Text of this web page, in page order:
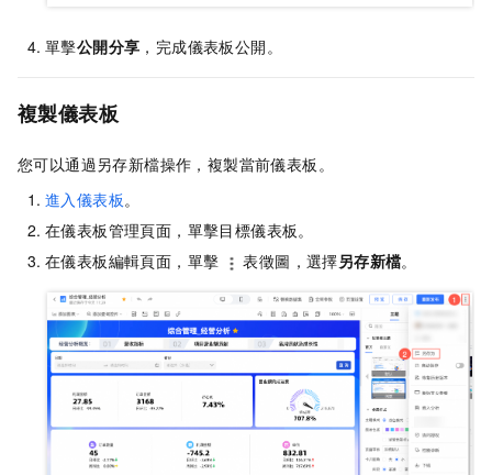
單擊公開分享 ，完成儀表板公開。
複製儀表板
您可以通過另存新檔操作，複製當前儀表板。
進入儀表板 。
在儀表板管理頁面，單擊目標儀表板。
在儀表板編輯頁面，單擊
表徵圖，選擇另存新檔。